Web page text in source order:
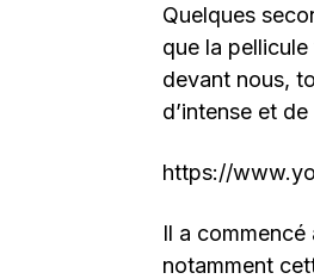
Quelques
que la
devant nous,
d’intense et
https://
Il a
notamment